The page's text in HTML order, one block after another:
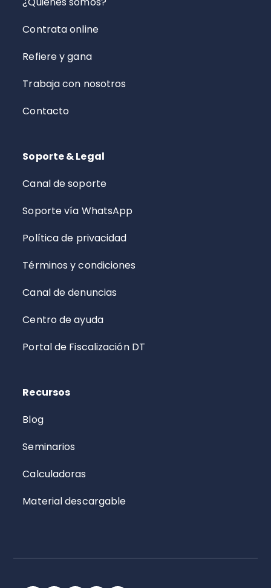
Contrata online
Refiere y gana
Trabaja con nosotros
Contacto
Soporte & Legal
Canal de soporte
Soporte vía WhatsApp
Política de privacidad
Términos y condiciones
Canal de denuncias
Centro de ayuda
Portal de Fiscalización DT
Recursos
Blog
Seminarios
Calculadoras
Material descargable